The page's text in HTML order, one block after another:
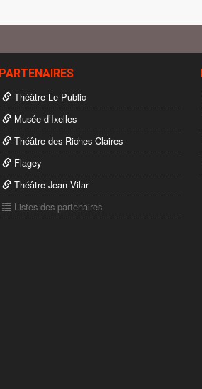
PARTENAIRES
Théâtre Le Public
Musée d’Ixelles
Théâtre des Riches-Claires
Flagey
Théâtre Jean Vilar
Listes des partenaires